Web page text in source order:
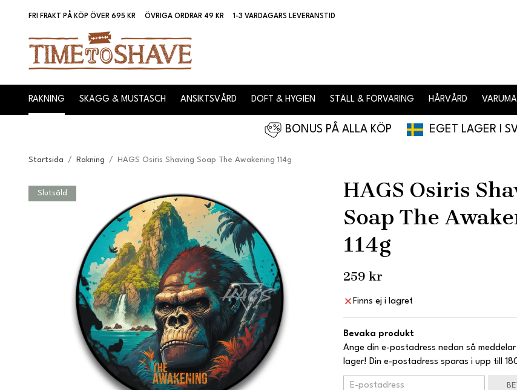
FRI FRAKT PÅ KÖP ÖVER 695 KR ÖVRIGA ORDRAR 49 KR 1-3 VARDAGARS LEVERANSTID
RAKNING SKÄGG & MUSTASCH ANSIKTSVÅRD DOFT & HYGIEN STÄLL & FÖRVARING HÅRVÅRD
BONUS PÅ ALLA KÖP EGET LAGER I
Startsida / Rakning / HAGS Osiris Shaving Soap The Awakening 114g
Slutsåld
HAGS Osiris
Soap The
114g
259 kr
Finns ej i lagret
Bevaka produkt
Ange din e-postadress nedan så
lager! Din e-postadress sparas i upp till